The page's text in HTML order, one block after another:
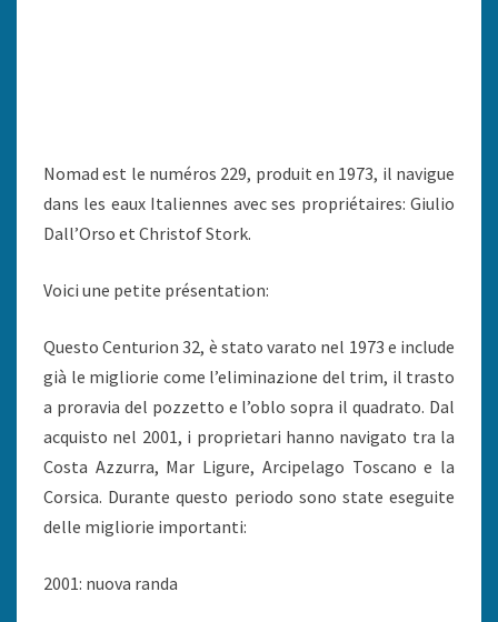
Nomad est le numéros 229, produit en 1973, il navigue
dans les eaux Italiennes avec ses propriétaires: Giulio
Dall’Orso et Christof Stork.
Voici une petite présentation:
Questo Centurion 32, è stato varato nel 1973 e include
già le migliorie come l’eliminazione del trim, il trasto
a proravia del pozzetto e l’oblo sopra il quadrato. Dal
acquisto nel 2001, i proprietari hanno navigato tra la
Costa Azzurra, Mar Ligure, Arcipelago Toscano e la
Corsica. Durante questo periodo sono state eseguite
delle migliorie importanti:
2001: nuova randa